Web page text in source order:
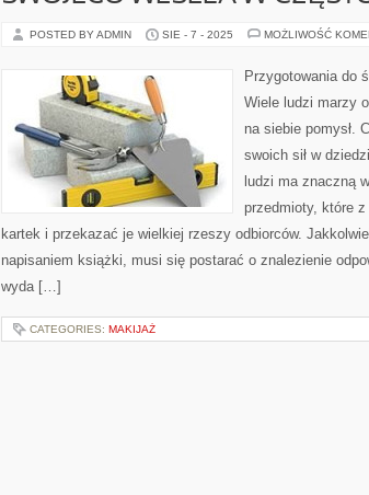
POSTED BY ADMIN SIE - 7 - 2025 MOŻLIWOŚĆ
Przygotowania do
Wiele ludzi marzy
na siebie pomysł.
swoich sił w
ludzi ma znaczną
przedmioty, które
kartek i przekazać je wielkiej rzeszy odbiorców.
napisaniem książki, musi się postarać o znalezienie
wyda […]
CATEGORIES: MAKIJAŻ